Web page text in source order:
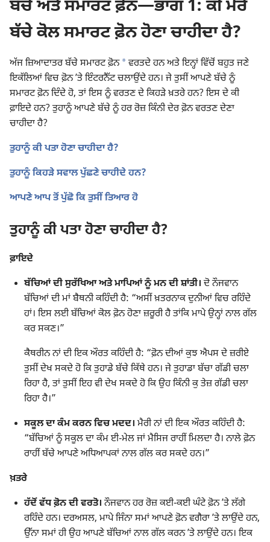
ਬੱਚੇ ਅਤੇ ਸਮਾਰਟ ਫ਼ੋਨ—ਭਾਗ 1: ਕੀ ਮੇਰੇ
ਬੱਚੇ ਕੋਲ ਸਮਾਰਟ ਫ਼ੋਨ ਹੋਣਾ ਚਾਹੀਦਾ ਹੈ?
ਅੱਜ ਜ਼ਿਆਦਾਤਰ ਬੱਚੇ ਸਮਾਰਟ ਫ਼ੋਨ aਵਰਤਦੇ ਹਨ ਅਤੇ ਇਨ੍ਹਾਂ ਵਿੱਚੋਂ ਬਹੁਤ ਜਣੇ
ਇਕੱਲਿਆਂ ਵਿਚ ਫ਼ੋਨ ʼਤੇ ਇੰਟਰਨੈੱਟ ਚਲਾਉਂਦੇ ਹਨ। ਜੇ ਤੁਸੀਂ ਆਪਣੇ ਬੱਚੇ ਨੂੰ
ਸਮਾਰਟ ਫ਼ੋਨ ਦਿੰਦੇ ਹੋ, ਤਾਂ ਇਸ ਨੂੰ ਵਰਤਣ ਦੇ ਕਿਹੜੇ ਖ਼ਤਰੇ ਹਨ? ਇਸ ਦੇ ਕੀ
ਫ਼ਾਇਦੇ ਹਨ? ਤੁਹਾਨੂੰ ਆਪਣੇ ਬੱਚੇ ਨੂੰ ਹਰ ਰੋਜ਼ ਕਿੰਨੀ ਦੇਰ ਫ਼ੋਨ ਵਰਤਣ ਦੇਣਾ
ਚਾਹੀਦਾ ਹੈ?
ਤੁਹਾਨੂੰ ਕੀ ਪਤਾ ਹੋਣਾ ਚਾਹੀਦਾ ਹੈ?
ਤੁਹਾਨੂੰ ਕਿਹੜੇ ਸਵਾਲ ਪੁੱਛਣੇ ਚਾਹੀਦੇ ਹਨ?
ਆਪਣੇ ਆਪ ਤੋਂ ਪੁੱਛੋ ਕਿ ਤੁਸੀਂ ਤਿਆਰ ਹੋ
ਤੁਹਾਨੂੰ ਕੀ ਪਤਾ ਹੋਣਾ ਚਾਹੀਦਾ ਹੈ?
ਫ਼ਾਇਦੇ
ਬੱਚਿਆਂ ਦੀ ਸੁਰੱਖਿਆ ਅਤੇ ਮਾਪਿਆਂ ਨੂੰ ਮਨ ਦੀ ਸ਼ਾਂਤੀ।ਦੋ ਨੌਜਵਾਨ
ਬੱਚਿਆਂ ਦੀ ਮਾਂ ਬੈਥਨੀ ਕਹਿੰਦੀ ਹੈ: “ਅਸੀਂ ਖ਼ਤਰਨਾਕ ਦੁਨੀਆਂ ਵਿਚ ਰਹਿੰਦੇ
ਹਾਂ। ਇਸ ਲਈ ਬੱਚਿਆਂ ਕੋਲ ਫ਼ੋਨ ਹੋਣਾ ਜ਼ਰੂਰੀ ਹੈ ਤਾਂਕਿ ਮਾਪੇ ਉਨ੍ਹਾਂ ਨਾਲ ਗੱਲ
ਕਰ ਸਕਣ।”
ਕੈਥਰੀਨ ਨਾਂ ਦੀ ਇਕ ਔਰਤ ਕਹਿੰਦੀ ਹੈ: “ਫ਼ੋਨ ਦੀਆਂ ਕੁਝ ਐਪਸ ਦੇ ਜ਼ਰੀਏ
ਤੁਸੀਂ ਦੇਖ ਸਕਦੇ ਹੋ ਕਿ ਤੁਹਾਡੇ ਬੱਚੇ ਕਿੱਥੇ ਹਨ। ਜੇ ਤੁਹਾਡਾ ਬੱਚਾ ਗੱਡੀ ਚਲਾ
ਰਿਹਾ ਹੈ, ਤਾਂ ਤੁਸੀਂ ਇਹ ਵੀ ਦੇਖ ਸਕਦੇ ਹੋ ਕਿ ਉਹ ਕਿੰਨੀ ਕੁ ਤੇਜ਼ ਗੱਡੀ ਚਲਾ
ਰਿਹਾ ਹੈ।”
ਸਕੂਲ ਦਾ ਕੰਮ ਕਰਨ ਵਿਚ ਮਦਦ।ਮੈਰੀ ਨਾਂ ਦੀ ਇਕ ਔਰਤ ਕਹਿੰਦੀ ਹੈ:
“ਬੱਚਿਆਂ ਨੂੰ ਸਕੂਲ ਦਾ ਕੰਮ ਈ-ਮੇਲ ਜਾਂ ਮੈਸਿਜ ਰਾਹੀਂ ਮਿਲਦਾ ਹੈ। ਨਾਲੇ ਫ਼ੋਨ
ਰਾਹੀਂ ਬੱਚੇ ਆਪਣੇ ਅਧਿਆਪਕਾਂ ਨਾਲ ਗੱਲ ਕਰ ਸਕਦੇ ਹਨ।”
ਖ਼ਤਰੇ
ਹੱਦੋਂ ਵੱਧ ਫ਼ੋਨ ਦੀ ਵਰਤੋ।ਨੌਜਵਾਨ ਹਰ ਰੋਜ਼ ਕਈ-ਕਈ ਘੰਟੇ ਫ਼ੋਨ ʼਤੇ ਲੱਗੇ
ਰਹਿੰਦੇ ਹਨ। ਦਰਅਸਲ, ਮਾਪੇ ਜਿੰਨਾ ਸਮਾਂ ਆਪਣੇ ਫ਼ੋਨ ਵਗੈਰਾ ʼਤੇ ਲਾਉਂਦੇ ਹਨ,
ਉੱਨਾ ਸਮਾਂ ਹੀ ਉਹ ਆਪਣੇ ਬੱਚਿਆਂ ਨਾਲ ਗੱਲ ਕਰਨ ʼਤੇ ਲਾਉਂਦੇ ਹਨ। ਇਕ